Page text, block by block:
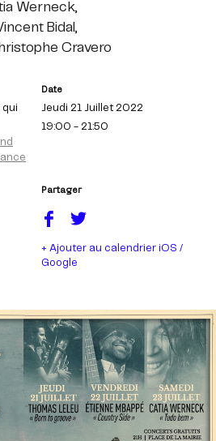
Werneck,
Bidal,
Cravero
qui
Date
Jeudi 21 Juillet 2022
19:00 - 21:50
Partager
+ Ajouter au calendrier iOS /
Google